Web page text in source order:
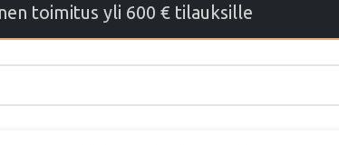
toimitus yli 600 € tilauksille